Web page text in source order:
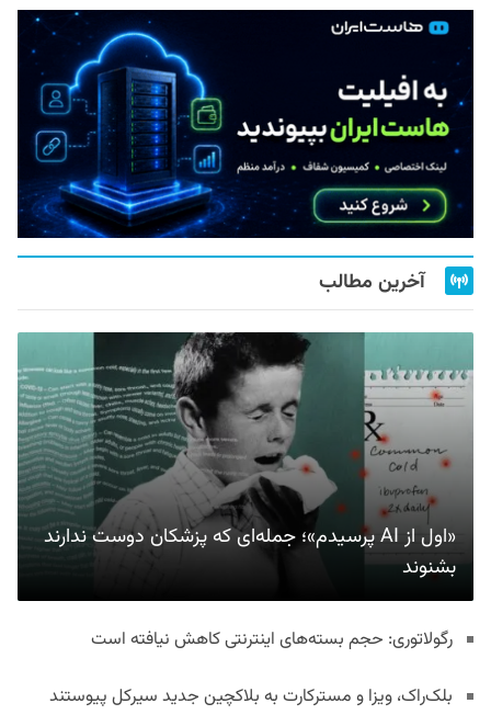
آخرین مطالب
«اول از AI پرسیدم»؛ جمله‌ای که پزشکان دوست ندارند
بشنوند
رگولاتوری: حجم بسته‌های اینترنتی کاهش نیافته است
بلک‌راک، ویزا و مسترکارت به بلاکچین جدید سیرکل پیوستند